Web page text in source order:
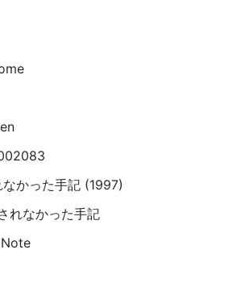
かった手記 (1997)
れなかった手記